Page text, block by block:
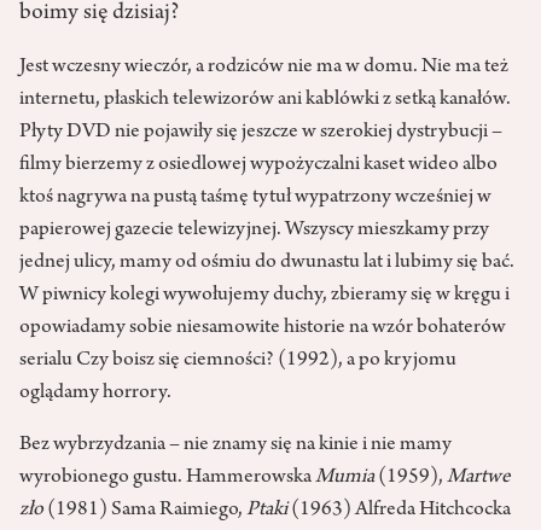
boimy się dzisiaj?
Jest wczesny wieczór, a rodziców nie ma w domu. Nie ma też
internetu, płaskich telewizorów ani kablówki z setką kanałów.
Płyty DVD nie pojawiły się jeszcze w szerokiej dystrybucji –
filmy bierzemy z osiedlowej wypożyczalni kaset wideo albo
ktoś nagrywa na pustą taśmę tytuł wypatrzony wcześniej w
papierowej gazecie telewizyjnej. Wszyscy mieszkamy przy
jednej ulicy, mamy od ośmiu do dwunastu lat i lubimy się bać.
W piwnicy kolegi wywołujemy duchy, zbieramy się w kręgu i
opowiadamy sobie niesamowite historie na wzór bohaterów
serialu Czy boisz się ciemności? (1992), a po kryjomu
oglądamy horrory.
Bez wybrzydzania – nie znamy się na kinie i nie mamy
wyrobionego gustu. HammerowskaMumia(1959), Martwe
zło (1981) Sama Raimiego, Ptaki(1963) Alfreda Hitchcocka